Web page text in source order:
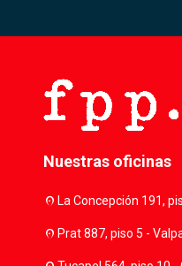
Nuestras oficinas
location_onLa Concepción 191,
location_onPrat 887, piso 5 -